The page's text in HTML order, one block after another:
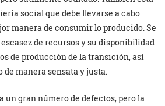
social que debe llevarse a cabo
manera de consumir lo producido. Se
de recursos y su disponibilidad
de producción de la transición, así
manera sensata y justa.
un gran número de defectos, pero la